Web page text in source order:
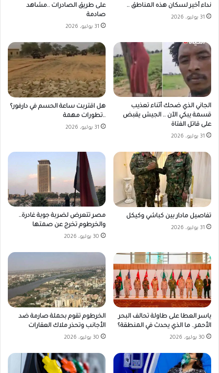
نداء أخير لسكان هذه المناطق ..
31 يوليو، 2026
على طريق الصادرات ..مشاهد
صادمة
31 يوليو، 2026
الجاني الذي ضحك أثناء تعذيب
قسمة يبكي الآن .. الجيش يقبض
على قاتل الفتاة
31 يوليو، 2026
هل اقتربت ساعة الحسم في دارفور؟
..تطورات مهمة
31 يوليو، 2026
تفاصيل مادار بين كباشي وكيكل
31 يوليو، 2026
مصر تتعرض لضربة جوية غادرة..
والخرطوم تخرج عن صمتها
30 يوليو، 2026
ياسر العطا على طاولة تحالف البحر
الأحمر.. ما الذي يحدث في المنطقة؟
30 يوليو، 2026
الخرطوم تقوم بحملة صارمة ضد
الأجانب وتحذر ملاك العقارات
30 يوليو، 2026